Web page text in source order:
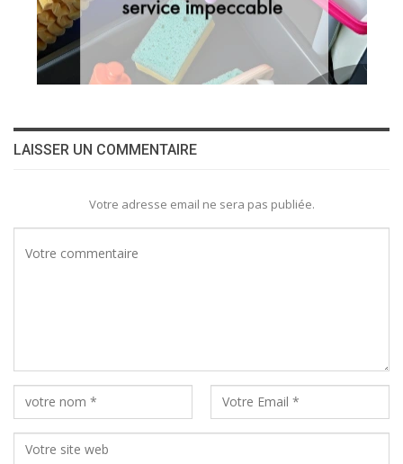
LAISSER UN COMMENTAIRE
Votre adresse email ne sera pas publiée.